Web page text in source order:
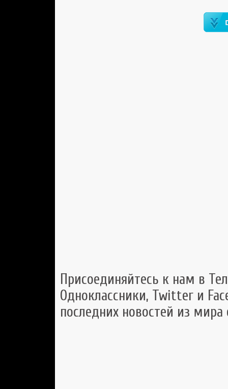
Присоединяйтесь к нам в
Одноклассники, Twitter и
последних новостей из